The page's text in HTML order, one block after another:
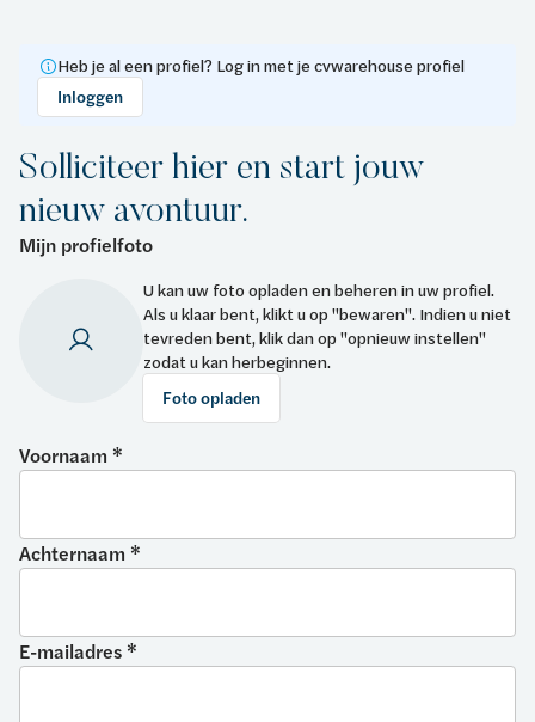
Heb je al een profiel? Log in met je cvwarehouse profiel
Inloggen
Solliciteer hier en start jouw
nieuw avontuur.
Mijn profielfoto
U kan uw foto opladen en beheren in uw profiel.
Als u klaar bent, klikt u op "bewaren". Indien u niet
tevreden bent, klik dan op "opnieuw instellen"
zodat u kan herbeginnen.
Foto opladen
Voornaam *
Achternaam *
E-mailadres *